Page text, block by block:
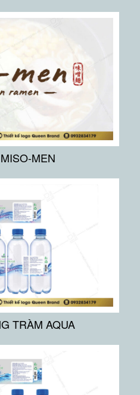
MEN
TRÀM AQUA